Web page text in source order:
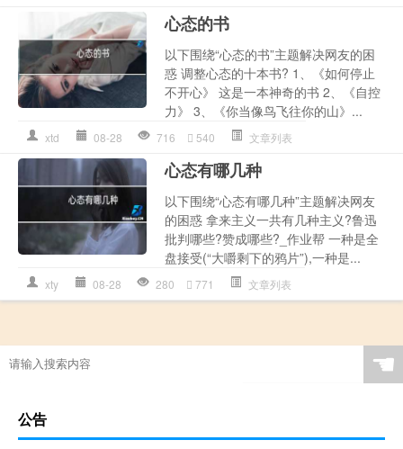
心态的书
以下围绕“心态的书”主题解决网友的困
惑 调整心态的十本书? 1、《如何停止
不开心》 这是一本神奇的书 2、《自控
力》 3、《你当像鸟飞往你的山》...
xtd 08-28 716 540 文章列表
心态有哪几种
以下围绕“心态有哪几种”主题解决网友
的困惑 拿来主义一共有几种主义?鲁迅
批判哪些?赞成哪些?_作业帮 一种是全
盘接受(“大嚼剩下的鸦片”),一种是...
xty 08-28 280 771 文章列表
☚
公告